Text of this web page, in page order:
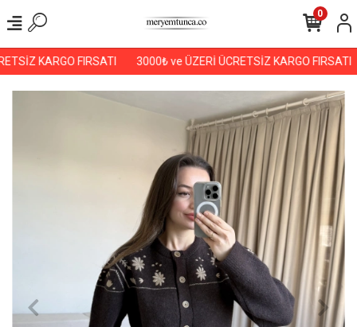
KARGO FIRSATI 3000₺ ve ÜZERİ ÜCRETSİZ KARGO FIRSATI
0